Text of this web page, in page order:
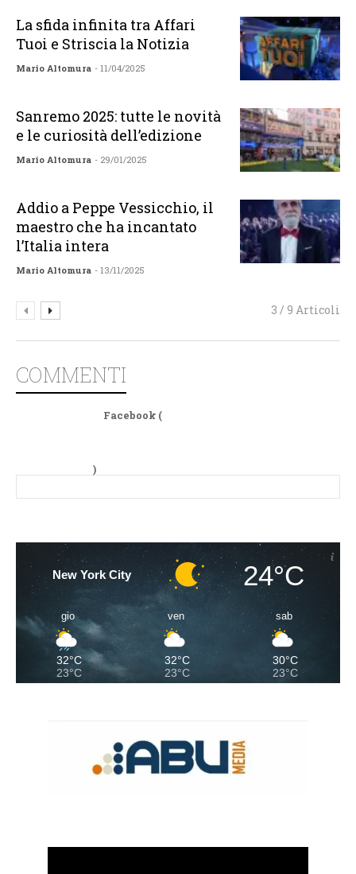
La sfida infinita tra Affari
Tuoi e Striscia la Notizia
Mario Altomura - 11/04/2025
Sanremo 2025: tutte le novità
e le curiosità dell’edizione
Mario Altomura - 29/01/2025
Addio a Peppe Vessicchio, il
maestro che ha incantato
l’Italia intera
Mario Altomura - 13/11/2025
3 / 9 Articoli
COMMENTI
Facebook (
)
New York City 24°C
gio
32°C
23°C
ven
32°C
23°C
sab
30°C
23°C